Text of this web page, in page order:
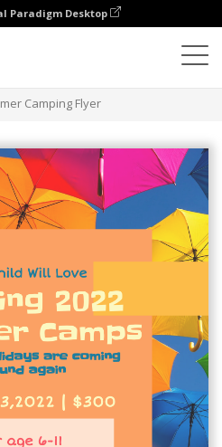
Paradigm Desktop
Camping Flyer